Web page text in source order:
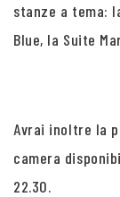
stanze a tema:
Blue, la Suite
Avrai inoltre la
camera
22.30.